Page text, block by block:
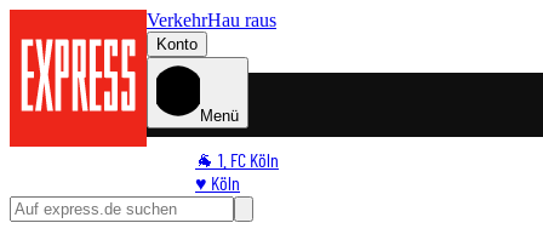
VerkehrHau raus
Konto
Menü
🐐 1. FC Köln
♥️ Köln
⭐ Promi